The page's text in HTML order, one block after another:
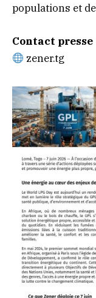
populations et
Contact presse
zener.tg